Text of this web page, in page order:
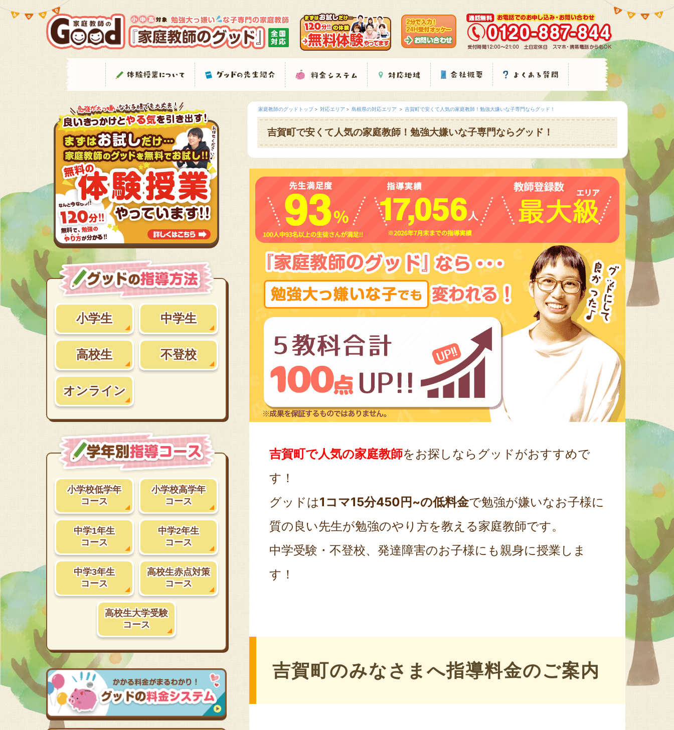
小学生 中学生
高校生 不登校
オンライン
小学校低学年
コース
小学校高学年
コース
中学1年生
コース
中学2年生
コース
中学3年生
コース
高校生赤点対策
コース
高校生大学受験
コース
家庭教師のグッドトップ 対応エリア 島根県の対応エリア 吉賀町で安くて人気の家庭教師！勉強大嫌いな子専門ならグッド！
吉賀町で安くて人気の家庭教師！勉強大嫌いな子専門ならグッド！
吉賀町で人気の家庭教師をお探しならグッドがおすすめで
す！
グッドは1コマ15分450円~の低料金で勉強が嫌いなお子様に
質の良い先生が勉強のやり方を教える家庭教師です。
中学受験・不登校、発達障害のお子様にも親身に授業しま
す！
吉賀町のみなさまへ指導料金のご案内